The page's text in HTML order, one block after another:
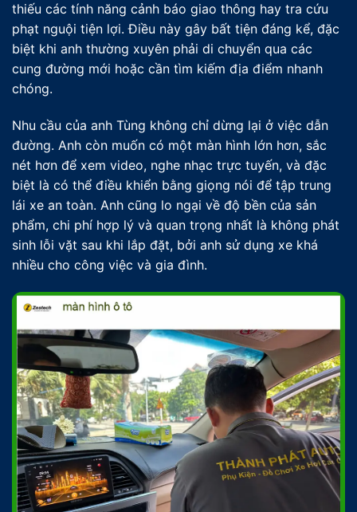
thiếu các tính năng cảnh báo giao thông hay tra cứu
phạt nguội tiện lợi. Điều này gây bất tiện đáng kể, đặc
biệt khi anh thường xuyên phải di chuyển qua các
cung đường mới hoặc cần tìm kiếm địa điểm nhanh
chóng.
Nhu cầu của anh Tùng không chỉ dừng lại ở việc dẫn
đường. Anh còn muốn có một màn hình lớn hơn, sắc
nét hơn để xem video, nghe nhạc trực tuyến, và đặc
biệt là có thể điều khiển bằng giọng nói để tập trung
lái xe an toàn. Anh cũng lo ngại về độ bền của sản
phẩm, chi phí hợp lý và quan trọng nhất là không phát
sinh lỗi vặt sau khi lắp đặt, bởi anh sử dụng xe khá
nhiều cho công việc và gia đình.